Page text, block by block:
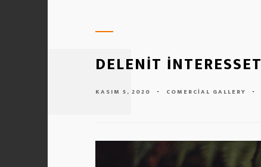
DELENIT INTERESSET
KASIM 5, 2020 - COMERCIAL GALLERY -